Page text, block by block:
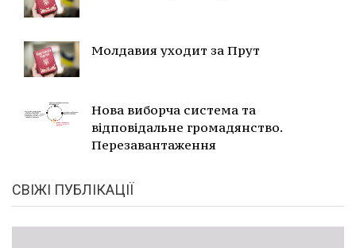
Молдавия уходит за Прут
Нова виборча система та
відповідальне громадянство.
Перезавантаження
СВІЖІ ПУБЛІКАЦІЇ